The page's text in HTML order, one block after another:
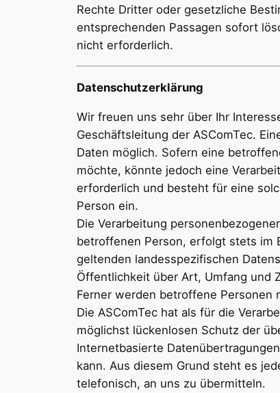
Rechte Dritter oder gesetzliche
entsprechenden Passagen sofort
nicht erforderlich.
Datenschutzerklärung
Wir freuen uns sehr über Ihr
Geschäftsleitung der ASComTec.
Daten möglich. Sofern eine
möchte, könnte jedoch eine
erforderlich und besteht für eine
Person ein.
Die Verarbeitung
betroffenen Person, erfolgt stets im
geltenden landesspezifischen
Öffentlichkeit über Art, Umfang und
Ferner werden betroffene Personen
Die ASComTec hat als für die
möglichst lückenlosen Schutz der
Internetbasierte
kann. Aus diesem Grund steht es
telefonisch, an uns zu übermitteln.